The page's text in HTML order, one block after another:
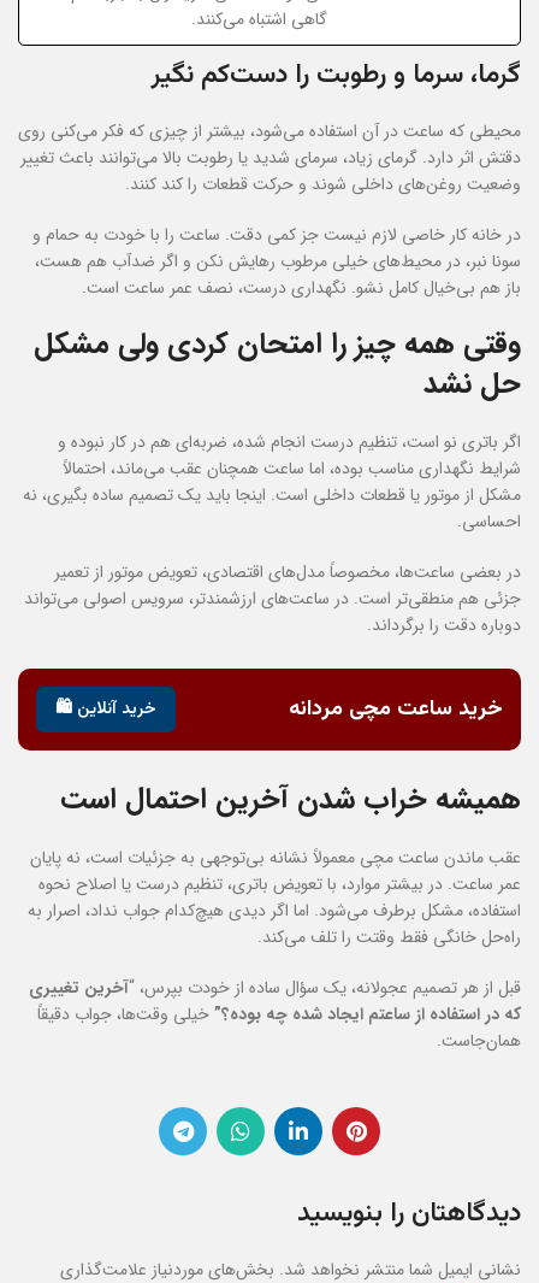
گاهی اشتباه می‌کنند.
گرما، سرما و رطوبت را دست‌کم نگیر
محیطی که ساعت در آن استفاده می‌شود، بیشتر از چیزی که فکر می‌کنی روی
دقتش اثر دارد. گرمای زیاد، سرمای شدید یا رطوبت بالا می‌توانند باعث تغییر
وضعیت روغن‌های داخلی شوند و حرکت قطعات را کند کنند.
در خانه کار خاصی لازم نیست جز کمی دقت. ساعت را با خودت به حمام و
سونا نبر، در محیط‌های خیلی مرطوب رهایش نکن و اگر ضدآب هم هست،
باز هم بی‌خیال کامل نشو. نگهداری درست، نصف عمر ساعت است.
وقتی همه چیز را امتحان کردی ولی مشکل
حل نشد
اگر باتری نو است، تنظیم درست انجام شده، ضربه‌ای هم در کار نبوده و
شرایط نگهداری مناسب بوده، اما ساعت همچنان عقب می‌ماند، احتمالاً
مشکل از موتور یا قطعات داخلی است. اینجا باید یک تصمیم ساده بگیری، نه
احساسی.
در بعضی ساعت‌ها، مخصوصاً مدل‌های اقتصادی، تعویض موتور از تعمیر
جزئی هم منطقی‌تر است. در ساعت‌های ارزشمندتر، سرویس اصولی می‌تواند
دوباره دقت را برگرداند.
خرید ساعت مچی مردانه خرید آنلاین 🛍️
همیشه خراب شدن آخرین احتمال است
عقب ماندن ساعت مچی معمولاً نشانه بی‌توجهی به جزئیات است، نه پایان
عمر ساعت. در بیشتر موارد، با تعویض باتری، تنظیم درست یا اصلاح نحوه
استفاده، مشکل برطرف می‌شود. اما اگر دیدی هیچ‌کدام جواب نداد، اصرار به
راه‌حل خانگی فقط وقتت را تلف می‌کند.
قبل از هر تصمیم عجولانه، یک سؤال ساده از خودت بپرس، “آخرین تغییری
که در استفاده از ساعتم ایجاد شده چه بوده؟”خیلی وقت‌ها، جواب دقیقاً
همان‌جاست.
دیدگاهتان را بنویسید
نشانی ایمیل شما منتشر نخواهد شد. بخش‌های موردنیاز علامت‌گذاری